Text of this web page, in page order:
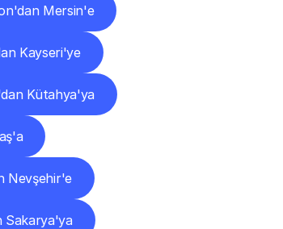
Mersin'e
Kayseri'ye
Kütahya'ya
Nevşehir'e
Sakarya'ya